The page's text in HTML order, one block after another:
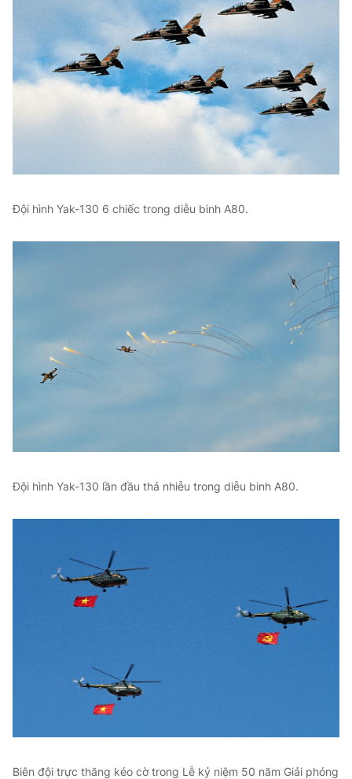
Đội hình Yak-130 6 chiếc trong diễu binh A80.
Đội hình Yak-130 lần đầu thả nhiễu trong diễu binh A80.
Biên đội trực thăng kéo cờ trong Lễ kỷ niệm 50 năm Giải phóng